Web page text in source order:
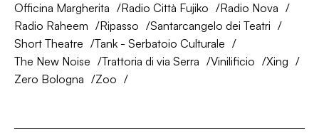
Officina Margherita
Radio Città Fujiko
Radio Nova
Radio Raheem
Ripasso
Santarcangelo dei Teatri
Short Theatre
Tank - Serbatoio Culturale
The New Noise
Trattoria di via Serra Vinilificio
Xing
Zero Bologna
Zoo